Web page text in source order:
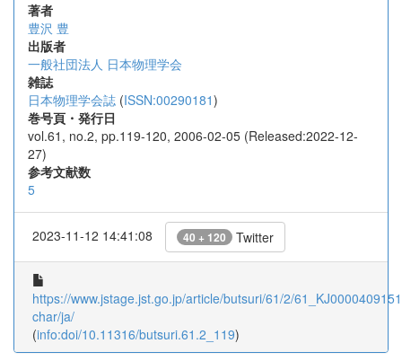
著者
豊沢 豊
出版者
一般社団法人 日本物理学会
雑誌
日本物理学会誌 (ISSN:00290181)
巻号頁・発行日
vol.61, no.2, pp.119-120, 2006-02-05 (Released:2022-12-
27)
参考文献数
5
2023-11-12 14:41:08 40 + 120 Twitter
https://www.jstage.jst.go.jp/article/butsuri/61/2/
char/ja/
(info:doi/10.11316/butsuri.61.2_119)